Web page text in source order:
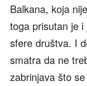
Balkana, koja
toga prisutan je
sfere društva. I
smatra da ne
zabrinjava što